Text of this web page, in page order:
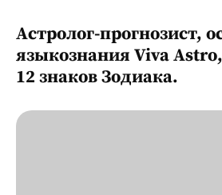
Астролог-прогнозист,
языкознания Viva
12 знаков Зодиака.